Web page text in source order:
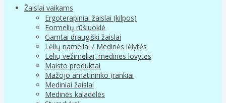
Žaislai vaikams
Ergoterapiniai žaislai (kilpos)
Formelių rūšiuoklė
Gamtai draugiški žaislai
Lėlių nameliai / Medinės lėlytės
Lėlių vežimėliai, medinės lovytės
Maisto produktai
Mažojo amatininko įrankiai
Mediniai žaislai
Medinės kaladėlės